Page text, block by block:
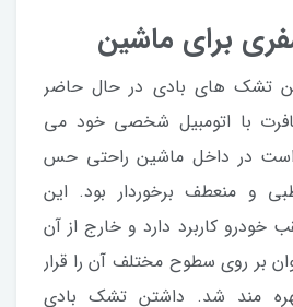
برای ماشین
تشک های بادی در حال حاضر
با اتومبیل شخصی خود می
در داخل ماشین راحتی حس
و منعطف برخوردار بود. این
کاربرد دارد و خارج از آن
بر روی سطوح مختلف آن را قرار
مند شد. داشتن تشک بادی